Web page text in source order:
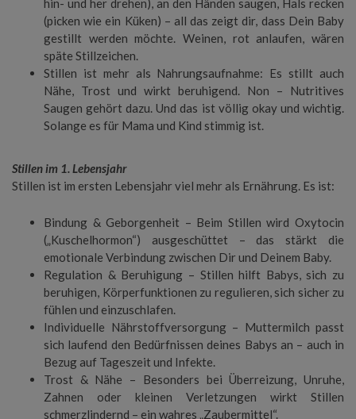
hin- und her drehen), an den Händen saugen, Hals recken
(picken wie ein Küken) – all das zeigt dir, dass Dein Baby
gestillt werden möchte. Weinen, rot anlaufen, wären
späte Stillzeichen.
Stillen ist mehr als Nahrungsaufnahme: Es stillt auch
Nähe, Trost und wirkt beruhigend. Non – Nutritives
Saugen gehört dazu. Und das ist völlig okay und wichtig.
Solange es für Mama und Kind stimmig ist.
Stillen im 1. Lebensjahr
Stillen ist im ersten Lebensjahr viel mehr als Ernährung. Es ist:
Bindung & Geborgenheit – Beim Stillen wird Oxytocin
(„Kuschelhormon“) ausgeschüttet – das stärkt die
emotionale Verbindung zwischen Dir und Deinem Baby.
Regulation & Beruhigung – Stillen hilft Babys, sich zu
beruhigen, Körperfunktionen zu regulieren, sich sicher zu
fühlen und einzuschlafen.
Individuelle Nährstoffversorgung – Muttermilch passt
sich laufend den Bedürfnissen deines Babys an – auch in
Bezug auf Tageszeit und Infekte.
Trost & Nähe – Besonders bei Überreizung, Unruhe,
Zahnen oder kleinen Verletzungen wirkt Stillen
schmerzlindernd – ein wahres „Zaubermittel“.